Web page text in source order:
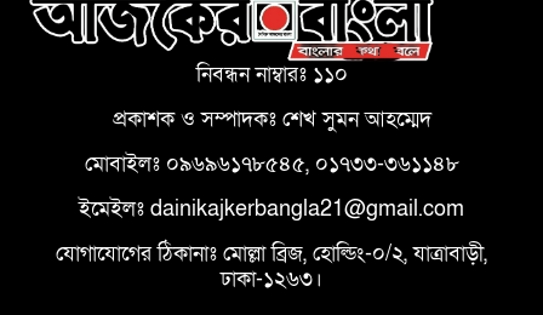
নিবন্ধন নাম্বারঃ ১১০
প্রকাশক ও সম্পাদকঃ শেখ সুমন আহম্মেদ
মোবাইলঃ ০৯৬৯৬১৭৮৫৪৫, ০১৭৩৩-৩৬১১৪৮
ইমেইলঃ dainikajkerbangla21@gmail.com
যোগাযোগের ঠিকানাঃ মোল্লা ব্রিজ, হোল্ডিং-০/২, যাত্রাবাড়ী,
ঢাকা-১২৬৩।